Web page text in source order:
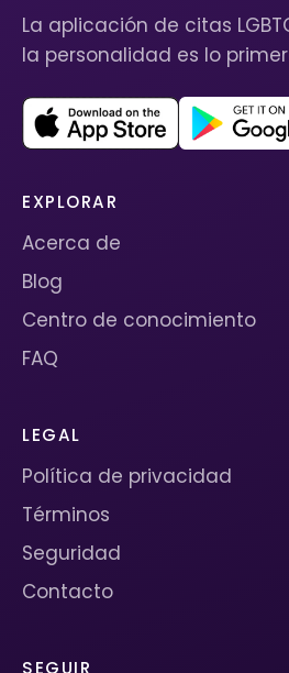
La aplicación de citas
la personalidad es lo
EXPLORAR
Acerca de
Blog
Centro de conocimiento
FAQ
LEGAL
Política de privacidad
Términos
Seguridad
Contacto